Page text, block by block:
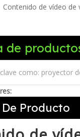
Contenido de vídeo de
de
Producto